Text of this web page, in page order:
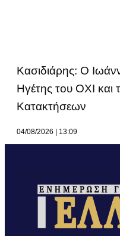
Κασιδιάρης: Ο
Ηγέτης του ΟΧΙ
Κατακτήσεων
04/08/2026 13:09